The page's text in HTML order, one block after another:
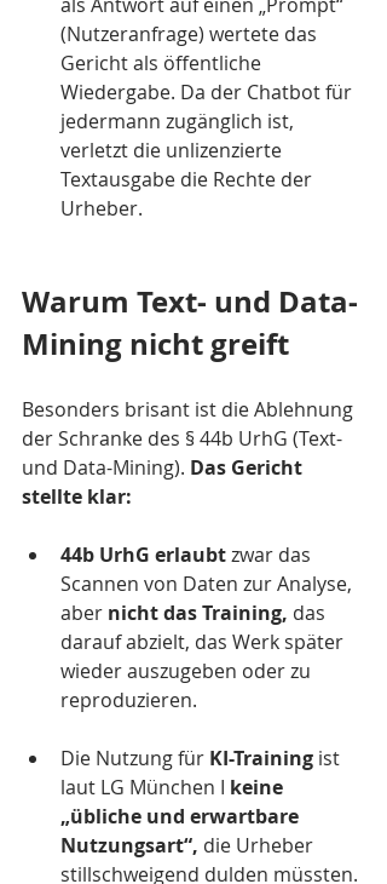
(Nutzeranfrage) wertete das
Gericht als öffentliche
Wiedergabe. Da der Chatbot für
jedermann zugänglich ist,
verletzt die unlizenzierte
Textausgabe die Rechte der
Urheber.
Warum Text- und Data-
Mining nicht greift
Besonders brisant ist die Ablehnung
der Schranke des § 44b UrhG (Text-
und Data-Mining). Das Gericht
stellte klar:
44b UrhG erlaubt zwar das
Scannen von Daten zur Analyse,
aber nicht das Training, das
darauf abzielt, das Werk später
wieder auszugeben oder zu
reproduzieren.
Die Nutzung für KI-Training ist
laut LG München I keine
„übliche und erwartbare
Nutzungsart“, die Urheber
stillschweigend dulden müssten.